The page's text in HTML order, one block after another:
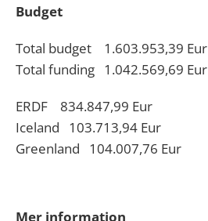
Budget
Total budget 1.603.953,39 Eur
Total funding 1.042.569,69 Eur
ERDF 834.847,99 Eur
Iceland 103.713,94 Eur
Greenland 104.007,76 Eur
Mer information